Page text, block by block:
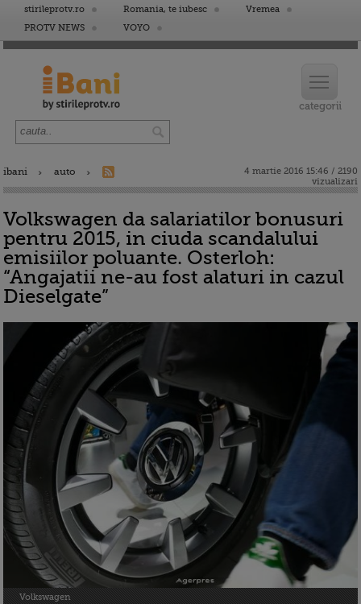
stirileprotv.ro Romania, te iubesc
Vremea
PROTV NEWS
VOYO
ibani auto
4 martie 2016 15:46 / 2190
vizualizari
Volkswagen da salariatilor bonusuri
pentru 2015, in ciuda scandalului
emisiilor poluante. Osterloh:
“Angajatii ne-au fost alaturi in cazul
Dieselgate”
Volkswagen